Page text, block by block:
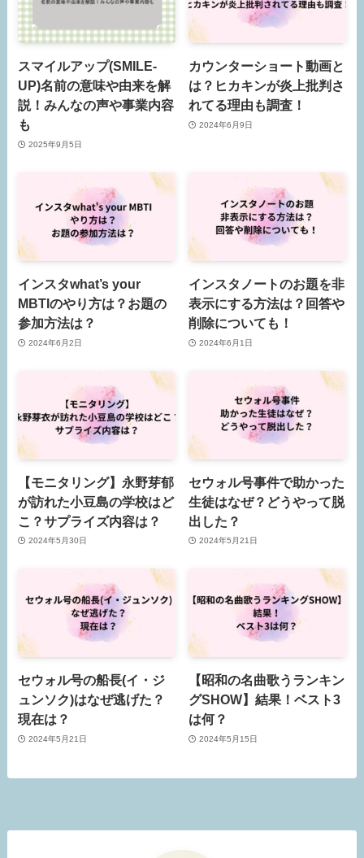
スマイルアップ(SMILE-
UP)名前の意味や由来を解
説！みんなの声や事業内容
も
2025年9月5日
カウンターショート動画と
は？ヒカキンが炎上批判さ
れてる理由も調査！
2024年6月9日
インスタwhat’s your
MBTIのやり方は？お題の
参加方法は？
2024年6月2日
インスタノートのお題を非
表示にする方法は？回答や
削除についても！
2024年6月1日
【モニタリング】永野芽郁
が訪れた小豆島の学校はど
こ？サプライズ内容は？
2024年5月30日
セウォル号事件で助かった
生徒はなぜ？どうやって脱
出した？
2024年5月21日
セウォル号の船長(イ・ジ
ュンソク)はなぜ逃げた？
現在は？
2024年5月21日
【昭和の名曲歌うランキン
グSHOW】結果！ベスト3
は何？
2024年5月15日